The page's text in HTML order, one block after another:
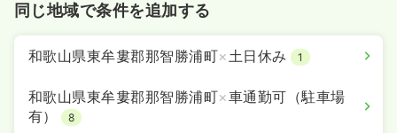
同じ地域で条件を追加する
和歌山県東牟婁郡那智勝浦町×土日休み 1
和歌山県東牟婁郡那智勝浦町×車通勤可（駐車場
有）
8